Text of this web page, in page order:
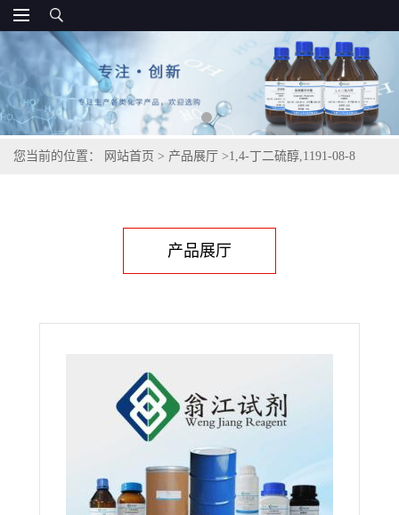
您当前的位置： 网站首页 > 产品展厅 >1,4-丁二硫醇,1191-08-8
产品展厅